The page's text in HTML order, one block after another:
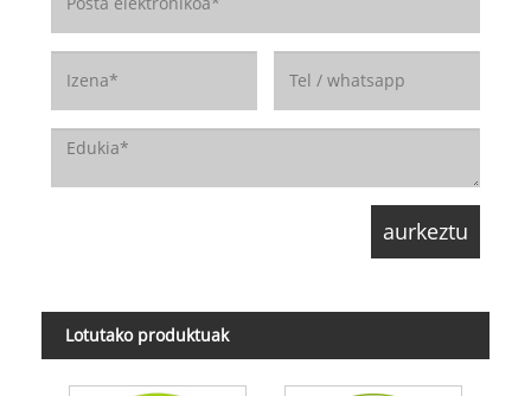
Lotutako produktuak